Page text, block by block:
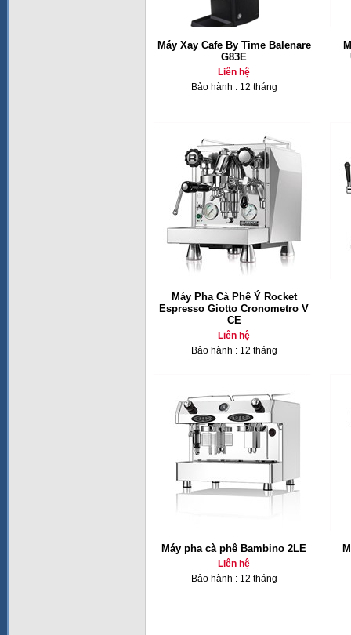
Máy Xay Cafe By Time Balenare
G83E
Liên hệ
Bảo hành : 12 tháng
Máy Pha Cà Phê Ý Rocket
Espresso Giotto Cronometro V
CE
Liên hệ
Bảo hành : 12 tháng
Máy pha cà phê Bambino 2LE
Liên hệ
Bảo hành : 12 tháng